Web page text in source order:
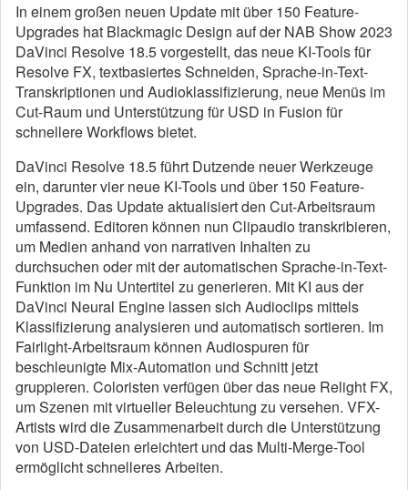
In einem großen neuen Update mit über 150 Feature-
Upgrades hat Blackmagic Design auf der NAB Show 2023
DaVinci Resolve 18.5 vorgestellt, das neue KI-Tools für
Resolve FX, textbasiertes Schneiden, Sprache-in-Text-
Transkriptionen und Audioklassifizierung, neue Menüs im
Cut-Raum und Unterstützung für USD in Fusion für
schnellere Workflows bietet.
DaVinci Resolve 18.5 führt Dutzende neuer Werkzeuge
ein, darunter vier neue KI-Tools und über 150 Feature-
Upgrades. Das Update aktualisiert den Cut-Arbeitsraum
umfassend. Editoren können nun Clipaudio transkribieren,
um Medien anhand von narrativen Inhalten zu
durchsuchen oder mit der automatischen Sprache-in-Text-
Funktion im Nu Untertitel zu generieren. Mit KI aus der
DaVinci Neural Engine lassen sich Audioclips mittels
Klassifizierung analysieren und automatisch sortieren. Im
Fairlight-Arbeitsraum können Audiospuren für
beschleunigte Mix-Automation und Schnitt jetzt
gruppieren. Coloristen verfügen über das neue Relight FX,
um Szenen mit virtueller Beleuchtung zu versehen. VFX-
Artists wird die Zusammenarbeit durch die Unterstützung
von USD-Dateien erleichtert und das Multi-Merge-Tool
ermöglicht schnelleres Arbeiten.